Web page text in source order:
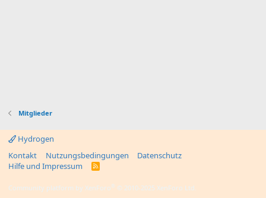
Mitglieder
Hydrogen
Kontakt
Nutzungsbedingungen
Datenschutz
Hilfe und Impressum
R
Community platform by XenForo ® © 2010-2025 XenForo Ltd.